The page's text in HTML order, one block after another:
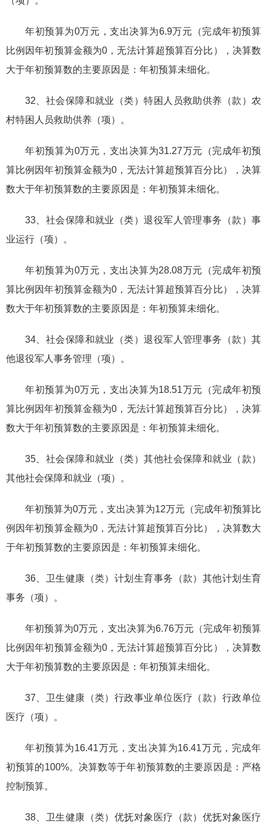
年初预算为0万元，支出决算为6.9万元（完成年初预算
比例因年初预算金额为0，无法计算超预算百分比），决算数
大于年初预算数的主要原因是：年初预算未细化。
32、社会保障和就业（类）特困人员救助供养（款）农
村特困人员救助供养（项）。
年初预算为0万元，支出决算为31.27万元（完成年初预
算比例因年初预算金额为0，无法计算超预算百分比），决算
数大于年初预算数的主要原因是：年初预算未细化。
33、社会保障和就业（类）退役军人管理事务（款）事
业运行（项）。
年初预算为0万元，支出决算为28.08万元（完成年初预
算比例因年初预算金额为0，无法计算超预算百分比），决算
数大于年初预算数的主要原因是：年初预算未细化。
34、社会保障和就业（类）退役军人管理事务（款）其
他退役军人事务管理（项）。
年初预算为0万元，支出决算为18.51万元（完成年初预
算比例因年初预算金额为0，无法计算超预算百分比），决算
数大于年初预算数的主要原因是：年初预算未细化。
35、社会保障和就业（类）其他社会保障和就业（款）
其他社会保障和就业（项）。
年初预算为0万元，支出决算为12万元（完成年初预算比
例因年初预算金额为0，无法计算超预算百分比），决算数大
于年初预算数的主要原因是：年初预算未细化。
36、卫生健康（类）计划生育事务（款）其他计划生育
事务（项）。
年初预算为0万元，支出决算为6.76万元（完成年初预算
比例因年初预算金额为0，无法计算超预算百分比），决算数
大于年初预算数的主要原因是：年初预算未细化。
37、卫生健康（类）行政事业单位医疗（款）行政单位
医疗（项）。
年初预算为16.41万元，支出决算为16.41万元，完成年
初预算的100%。决算数等于年初预算数的主要原因是：严格
控制预算。
38、卫生健康（类）优抚对象医疗（款）优抚对象医疗